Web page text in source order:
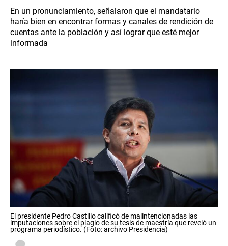
En un pronunciamiento, señalaron que el mandatario
haría bien en encontrar formas y canales de rendición de
cuentas ante la población y así lograr que esté mejor
informada
El presidente Pedro Castillo calificó de malintencionadas las
imputaciones sobre el plagio de su tesis de maestría que reveló un
programa periodístico. (Foto: archivo Presidencia)